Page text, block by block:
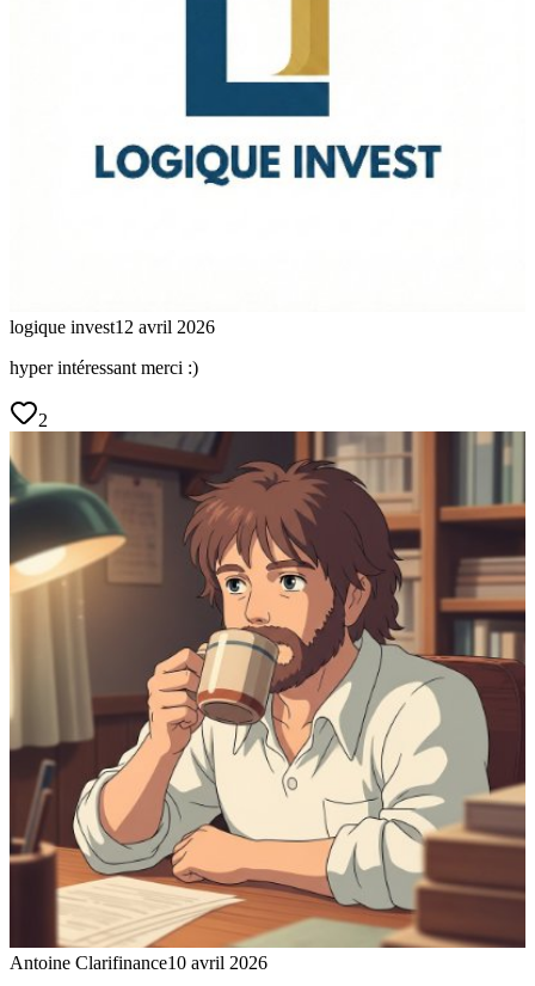
logique invest12 avril 2026
hyper intéressant merci :)
2
Antoine Clarifinance10 avril 2026